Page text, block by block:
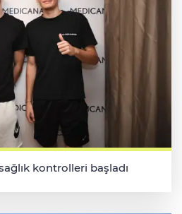
kontrolleri başladı